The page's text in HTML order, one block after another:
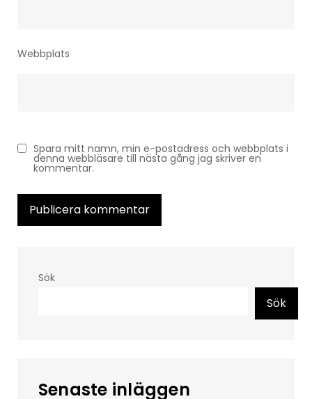
Webbplats
Spara mitt namn, min e-postadress och webbplats i
denna webbläsare till nästa gång jag skriver en
kommentar.
Sök
Sök
Senaste inläggen